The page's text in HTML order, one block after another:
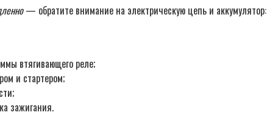
— обратите внимание на электрическую цепь и аккумулятор:
втягивающего реле;
и стартером;
зажигания.